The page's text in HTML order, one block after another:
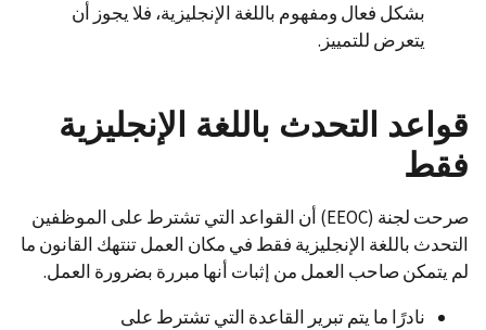
بشكل فعال ومفهوم باللغة الإنجليزية، فلا يجوز أن
يتعرض للتمييز.
قواعد التحدث باللغة الإنجليزية
فقط
صرحت لجنة (EEOC) أن القواعد التي تشترط على الموظفين
التحدث باللغة الإنجليزية فقط في مكان العمل تنتهك القانون ما
لم يتمكن صاحب العمل من إثبات أنها مبررة بضرورة العمل.
نادرًا ما يتم تبرير القاعدة التي تشترط على